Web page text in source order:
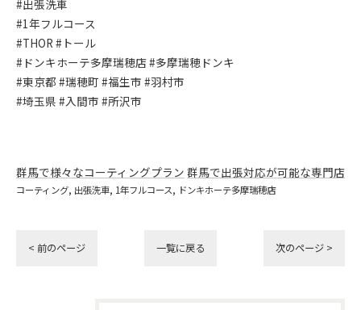
#出張洗車
#1年フルコース
#THOR #トール
#ドンキホーテ多摩瑞穂店 #多摩瑞穂ドンキ
#東京都 #瑞穂町 #福生市 #羽村市
#埼玉県 #入間市 #所沢市
群馬で様々なコーティングプラン 群馬で出張対応が可能な専門店
コーティング 出張洗車 1年フルコース ドンキホーテ多摩瑞穂店
< 前のページ 一覧に戻る 次のページ >